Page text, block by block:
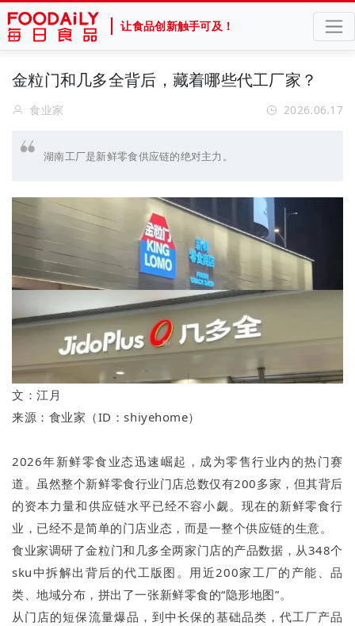
让食品创新触手可及！
金粒门和几多全背后，藏着哪些代工厂家？
食业家 2026.06.17
湖南工厂是新鲜零食供应链的绝对主力。
文：江月
来源：食业家（ID：shiyehome）
2026年新鲜零食业态迅速崛起，成为零售行业内的热门赛
道。虽然整个新鲜零食行业门店总数仅有200多家，但其背后
的资本力量和供应链水平已经不容小觑。现在的新鲜零食行
业，已经不是简单的门店业态，而是一整个供应链的生意。
食业家调研了金粒门和几多全两家门店的产品数据，从348个
sku中拆解出背后的代工版图。用近200家工厂的产能、品
类、地域分布，拼出了一张新鲜零食的“隐形地图”。
从门店的短保流量爆品，到中长保的基础品类，代工厂产品